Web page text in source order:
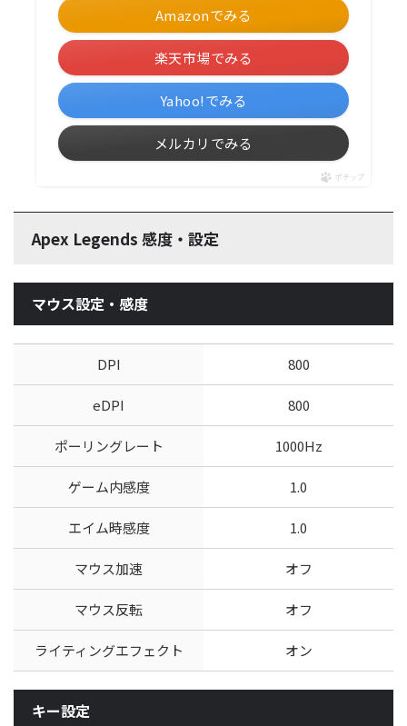
Amazonでみる
楽天市場でみる
Yahoo!でみる
メルカリでみる
ポチップ
Apex Legends 感度・設定
マウス設定・感度
DPI 800
eDPI 800
ポーリングレート 1000Hz
ゲーム内感度 1.0
エイム時感度 1.0
マウス加速 オフ
マウス反転 オフ
ライティングエフェクト オン
キー設定